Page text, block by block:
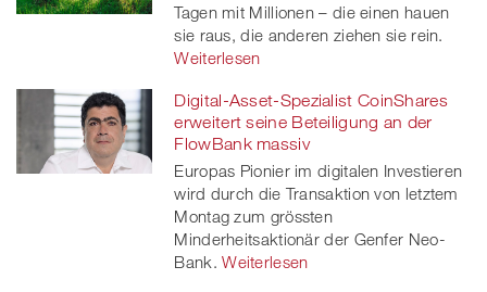
Tagen mit Millionen – die einen hauen
sie raus, die anderen ziehen sie rein.
Weiterlesen
Digital-Asset-Spezialist CoinShares
erweitert seine Beteiligung an der
FlowBank massiv
Europas Pionier im digitalen Investieren
wird durch die Transaktion von letztem
Montag zum grössten
Minderheitsaktionär der Genfer Neo-
Bank. Weiterlesen